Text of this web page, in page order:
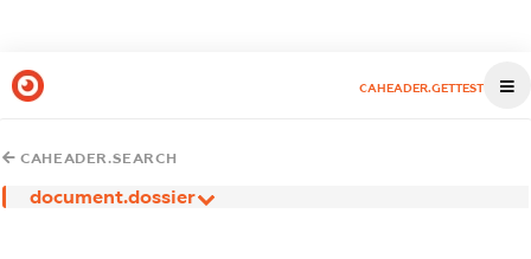
CAHEADER.GETTEST
CAHEADER.SEARCH
document.dossier